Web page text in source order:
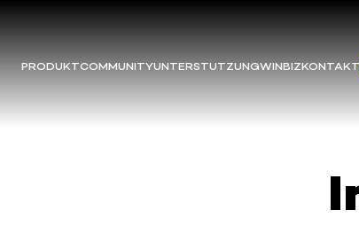
PRODUKTCOMMUNITYUNTERSTUTZUNGWINBIZKONTAKT